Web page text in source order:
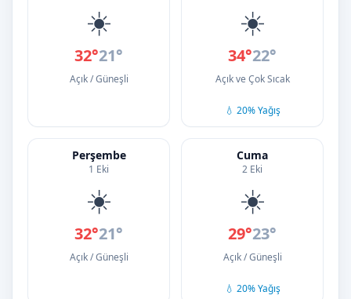
☀️
32°21°
Açık / Güneşli
☀️
34°22°
Açık ve Çok Sıcak
💧 20% Yağış
Perşembe
1 Eki
☀️
32°21°
Açık / Güneşli
Cuma
2 Eki
☀️
29°23°
Açık / Güneşli
💧 20% Yağış